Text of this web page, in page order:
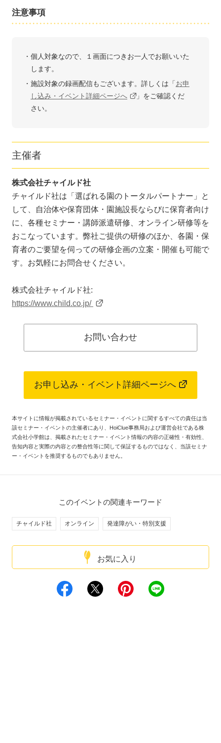
注意事項
個人対象なので、１画面につきお一人でお願いいた
します。
施設対象の録画配信もございます。詳しくは「お申
し込み・イベント詳細ページへ
」をご確認くだ
さい。
主催者
株式会社チャイルド社
チャイルド社は「選ばれる園のトータルパートナー」と
して、自治体や保育団体・園施設長ならびに保育者向け
に、各種セミナー・講師派遣研修、オンライン研修等を
おこなっています。弊社ご提供の研修のほか、各園・保
育者のご要望を伺っての研修企画の立案・開催も可能で
す。お気軽にお問合せください。
株式会社チャイルド社:
https://www.child.co.jp/
お問い合わせ
お申し込み・イベント詳細ページへ
本サイトに情報が掲載されているセミナー・イベントに関するすべての責任は当
該セミナー・イベントの主催者にあり、HoiClue事務局および運営会社である株
式会社小学館は、掲載されたセミナー・イベント情報の内容の正確性・有効性、
告知内容と実際の内容との整合性等に関して保証するものではなく、当該セミナ
ー・イベントを推奨するものでもありません。
お気に入り
このイベントの関連キーワード
チャイルド社 オンライン 発達障がい・特別支援